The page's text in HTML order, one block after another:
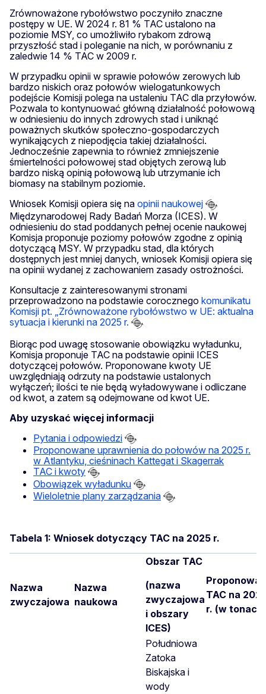
Zrównoważone rybołówstwo poczyniło znaczne
postępy w UE. W 2024 r. 81 % TAC ustalono na
poziomie MSY, co umożliwiło rybakom zdrową
przyszłość stad i poleganie na nich, w porównaniu z
zaledwie 14 % TAC w 2009 r.
W przypadku opinii w sprawie połowów zerowych lub
bardzo niskich oraz połowów wielogatunkowych
podejście Komisji polega na ustaleniu TAC dla przyłowów.
Pozwala to kontynuować główną działalność połowową
w odniesieniu do innych zdrowych stad i uniknąć
poważnych skutków społeczno-gospodarczych
wynikających z niepodjęcia takiej działalności.
Jednocześnie zapewnia to również zmniejszenie
śmiertelności połowowej stad objętych zerową lub
bardzo niską opinią połowową lub utrzymanie ich
biomasy na stabilnym poziomie.
Wniosek Komisji opiera się na opinii naukowej
Międzynarodowej Rady Badań Morza (ICES). W
odniesieniu do stad poddanych pełnej ocenie naukowej
Komisja proponuje poziomy połowów zgodne z opinią
dotyczącą MSY. W przypadku stad, dla których
dostępnych jest mniej danych, wniosek Komisji opiera się
na opinii wydanej z zachowaniem zasady ostrożności.
Konsultacje z zainteresowanymi stronami
przeprowadzono na podstawie corocznego komunikatu
Komisji pt. „Zrównoważone rybołówstwo w UE: aktualna
sytuacja i kierunki na 2025 r.
Biorąc pod uwagę stosowanie obowiązku wyładunku,
Komisja proponuje TAC na podstawie opinii ICES
dotyczącej połowów. Proponowane kwoty UE
uwzględniają odrzuty na podstawie ustalonych
wyłączeń; ilości te nie będą wyładowywane i odliczane
od kwot, a zatem są odejmowane od kwot UE.
Aby uzyskać więcej informacji
Pytania i odpowiedzi
Proponowane uprawnienia do połowów na 2025 r.
w Atlantyku, cieśninach Kattegat i Skagerrak
TAC i kwoty
Obowiązek wyładunku
Wieloletnie plany zarządzania
Tabela 1: Wniosek dotyczący TAC na 2025 r.
Nazwa
zwyczajowa
Nazwa
naukowa
Obszar TAC
(nazwa
zwyczajowa
i obszary
ICES)
TAC na
r. (w tonach)
Południowa
Zatoka
Biskajska i
wody